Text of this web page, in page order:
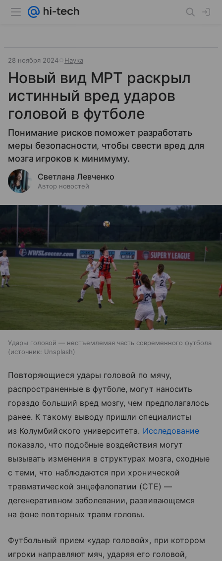
28 ноября 2024 Наука
Новый вид МРТ раскрыл
истинный вред ударов
головой в футболе
Понимание рисков поможет разработать
меры безопасности, чтобы свести вред для
мозга игроков к минимуму.
Светлана Левченко
Автор новостей
Удары головой — неотъемлемая часть современного футбола
источник: Unsplash
Повторяющиеся удары головой по мячу,
распространенные в футболе, могут наносить
гораздо больший вред мозгу, чем предполагалось
ранее. К такому выводу пришли специалисты
из Колумбийского университета. Исследование
показало, что подобные воздействия могут
вызывать изменения в структурах мозга, сходные
с теми, что наблюдаются при хронической
травматической энцефалопатии (CTE) —
дегенеративном заболевании, развивающемся
на фоне повторных травм головы.
Футбольный прием «удар головой», при котором
игроки направляют мяч, ударяя его головой,